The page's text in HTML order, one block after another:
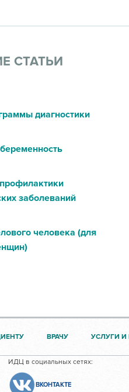
СТАТЬИ
диагностики
заболеваний
человека (для
ВРАЧУ УСЛУГИ И
ИДЦ в социальных сетях:
ВКОНТАКТЕ